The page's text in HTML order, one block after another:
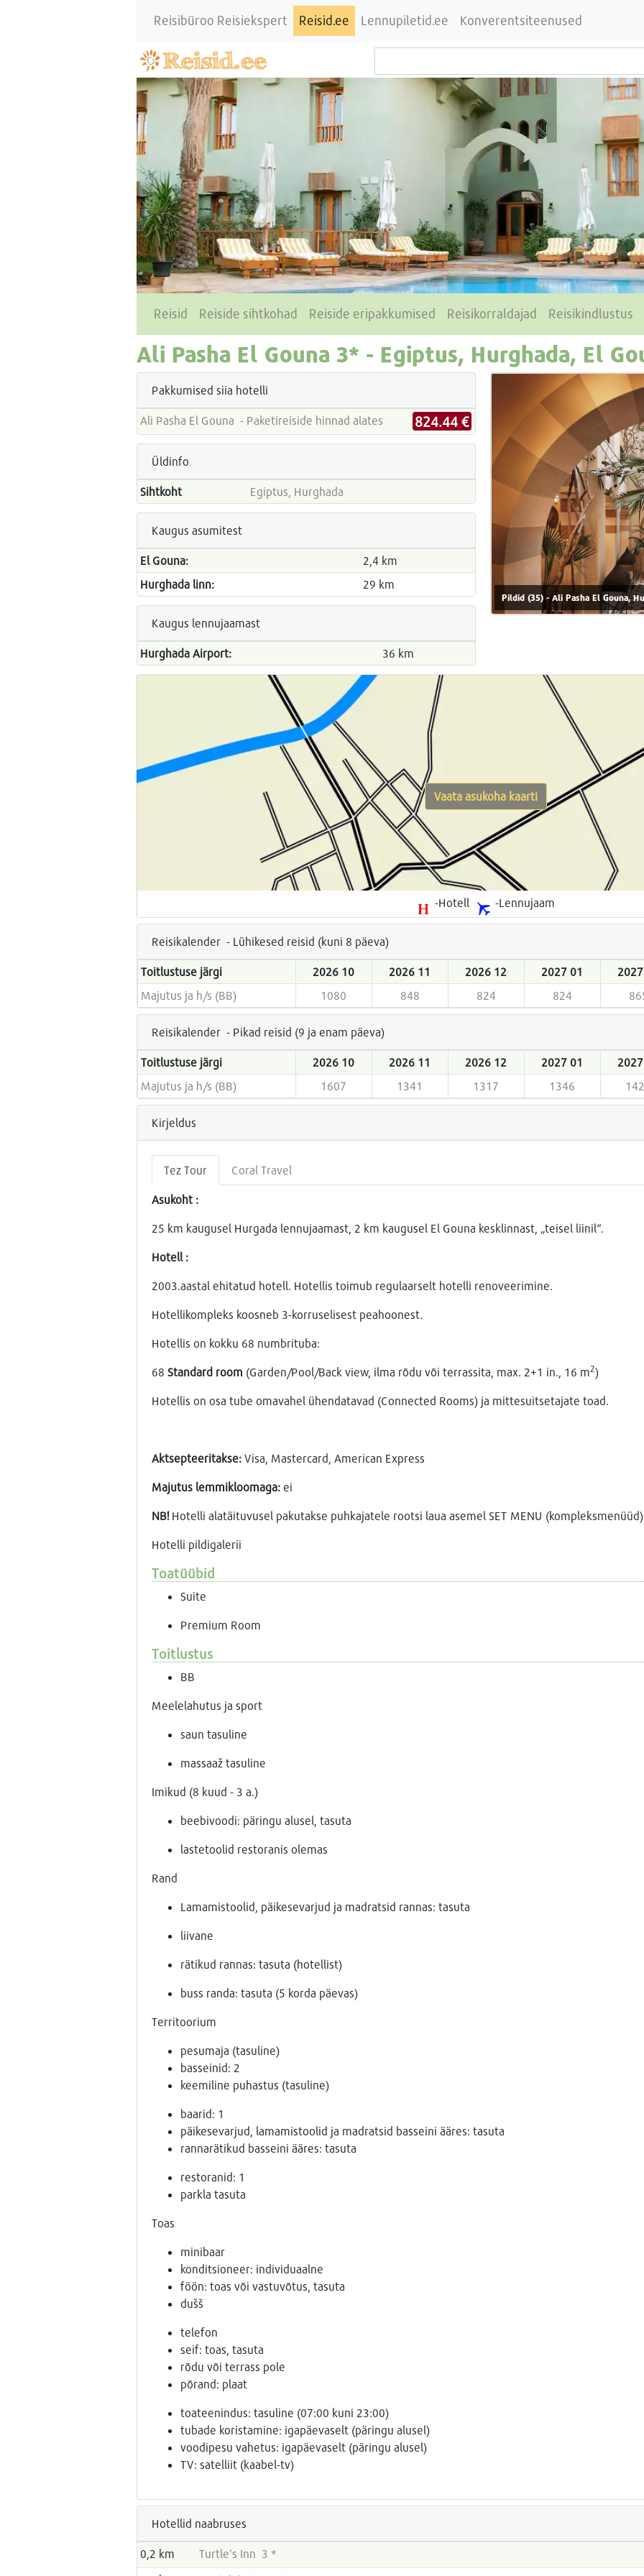
Reisibüroo Reisiekspert Reisid.ee Lennupiletid.ee Konverentsiteenused
Reisid Reiside sihtkohad Reiside eripakkumised Reisikorraldajad Reisikindlustus
Ali Pasha El Gouna 3* - Egiptus, Hurghada, El
Pakkumised siia hotelli
Ali Pasha El Gouna - Paketireiside hinnad alates 824.44 €
Üldinfo
Sihtkoht Egiptus, Hurghada
Kaugus asumitest
El Gouna:
2,4 km
Hurghada linn:
29 km
Kaugus lennujaamast
Hurghada Airport: 36 km
Pildid (35) - Ali Pasha El Gouna,
-Hotell -Lennujaam
Vaata asukoha kaarti
Reisikalender - Lühikesed reisid (kuni 8 päeva)
Toitlustuse järgi 2026 10 2026 11 2026 12 2027 01
Majutus ja h/s (BB)
1080 848 824 824
Reisikalender - Pikad reisid (9 ja enam päeva)
Toitlustuse järgi 2026 10 2026 11 2026 12 2027 01
Majutus ja h/s (BB)
1607 1341 1317 1346
Kirjeldus
Tez Tour Coral Travel
Asukoht :
25 km kaugusel Hurgada lennujaamast, 2 km kaugusel El Gouna kesklinnast, „teisel liinil“.
Hotell :
2003.aastal ehitatud hotell. Hotellis toimub regulaarselt hotelli renoveerimine.
Hotellikompleks koosneb 3-korruselisest peahoonest.
Hotellis on kokku 68 numbrituba:
68 Standard room (Garden/Pool/Back view, ilma rõdu või terrassita, max. 2+1 in., 16 m2)
Hotellis on osa tube omavahel ühendatavad (Connected Rooms) ja mittesuitsetajate toad.
Aktsepteeritakse:Visa, Mastercard, American Express
Majutus lemmikloomaga:ei
NB!Hotelli alatäituvusel pakutakse puhkajatele rootsi laua asemel SET MENU
Hotelli pildigalerii
Toatüübid
Suite
Premium Room
Toitlustus
BB
Meelelahutus ja sport
saun tasuline
massaaž tasuline
Imikud (8 kuud - 3 a.)
beebivoodi: päringu alusel, tasuta
lastetoolid restoranis olemas
Rand
Lamamistoolid, päikesevarjud ja madratsid rannas: tasuta
liivane
rätikud rannas: tasuta (hotellist)
buss randa: tasuta (5 korda päevas)
Territoorium
pesumaja (tasuline)
basseinid: 2
keemiline puhastus (tasuline)
baarid: 1
päikesevarjud, lamamistoolid ja madratsid basseini ääres: tasuta
rannarätikud basseini ääres: tasuta
restoranid: 1
parkla tasuta
Toas
minibaar
konditsioneer: individuaalne
föön: toas või vastuvõtus, tasuta
dušš
telefon
seif: toas, tasuta
rõdu või terrass pole
põrand: plaat
toateenindus: tasuline (07:00 kuni 23:00)
tubade koristamine: igapäevaselt (päringu alusel)
voodipesu vahetus: igapäevaselt (päringu alusel)
TV: satelliit (kaabel-tv)
Hotellid naabruses
0,2 km
Turtle's Inn 3 *